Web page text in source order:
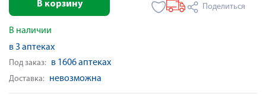
В корзину Поделиться
В наличии
в 3 аптеках
Под заказ: в 1606 аптеках
Доставка: невозможна